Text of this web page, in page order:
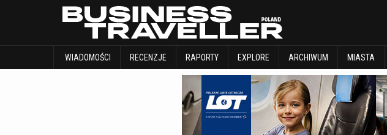
WIADOMOŚCI RECENZJE RAPORTY EXPLORE ARCHIWUM MIASTA
WIADOMOŚCI RECENZJE